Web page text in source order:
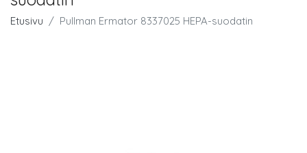
Etusivu Pullman Ermator 8337025 HEPA-suodatin